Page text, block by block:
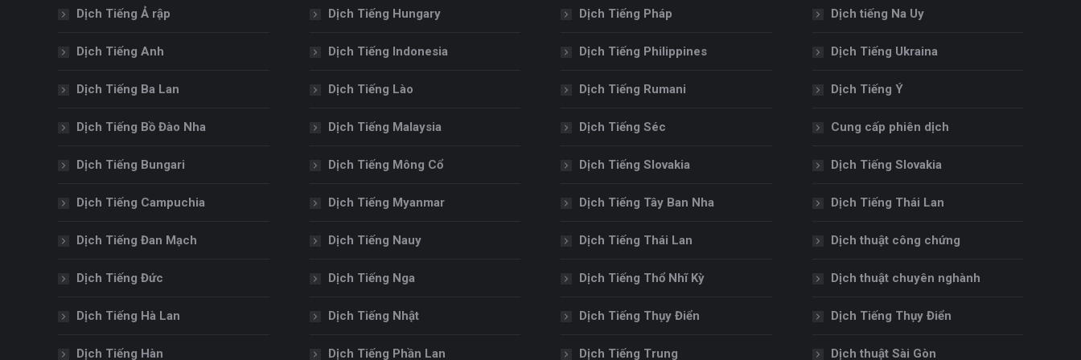
Dịch Tiếng Ả rập
Dịch Tiếng Anh
Dịch Tiếng Ba Lan
Dịch Tiếng Bồ Đào Nha
Dịch Tiếng Bungari
Dịch Tiếng Campuchia
Dịch Tiếng Đan Mạch
Dịch Tiếng Đức
Dịch Tiếng Hà Lan
Dịch Tiếng Hàn
Dịch Tiếng Hungary
Dịch Tiếng Indonesia
Dịch Tiếng Lào
Dịch Tiếng Malaysia
Dịch Tiếng Mông Cổ
Dịch Tiếng Myanmar
Dịch Tiếng Nauy
Dịch Tiếng Nga
Dịch Tiếng Nhật
Dịch Tiếng Phần Lan
Dịch Tiếng Pháp
Dịch Tiếng Philippines
Dịch Tiếng Rumani
Dịch Tiếng Séc
Dịch Tiếng Slovakia
Dịch Tiếng Tây Ban Nha
Dịch Tiếng Thái Lan
Dịch Tiếng Thổ Nhĩ Kỳ
Dịch Tiếng Thụy Điển
Dịch Tiếng Trung
Dịch tiếng Na Uy
Dịch Tiếng Ukraina
Dịch Tiếng Ý
Cung cấp phiên dịch
Dịch Tiếng Slovakia
Dịch Tiếng Thái Lan
Dịch thuật công chứng
Dịch thuật chuyên nghành
Dịch Tiếng Thụy Điển
Dịch thuật Sài Gòn